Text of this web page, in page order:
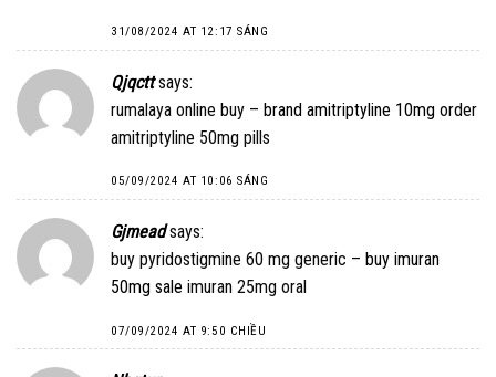
31/08/2024 AT 12:17 SÁNG
Qjqctt says:
rumalaya online buy – brand amitriptyline 10mg order
amitriptyline 50mg pills
05/09/2024 AT 10:06 SÁNG
Gjmead says:
buy pyridostigmine 60 mg generic – buy imuran
50mg sale imuran 25mg oral
07/09/2024 AT 9:50 CHIỀU